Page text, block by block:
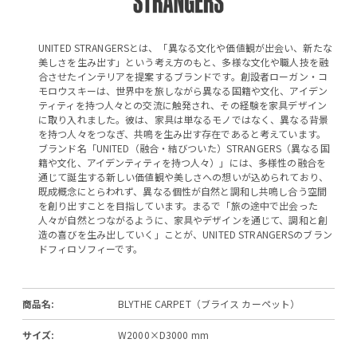
UNITED STRANGERSとは、「異なる文化や価値観が出会い、新たな
美しさを生み出す」という考え方のもと、多様な文化や職人技を融
合させたインテリアを提案するブランドです。創設者ローガン・コ
モロウスキーは、世界中を旅しながら異なる国籍や文化、アイデン
ティティを持つ人々との交流に触発され、その経験を家具デザイン
に取り入れました。彼は、家具は単なるモノではなく、異なる背景
を持つ人々をつなぎ、共鳴を生み出す存在であると考えています。
ブランド名「UNITED（融合・結びついた）STRANGERS（異なる国
籍や文化、アイデンティティを持つ人々）」には、多様性の融合を
通じて誕生する新しい価値観や美しさへの想いが込められており、
既成概念にとらわれず、異なる個性が自然と調和し共鳴し合う空間
を創り出すことを目指しています。まるで「旅の途中で出会った
人々が自然とつながるように、家具やデザインを通じて、調和と創
造の喜びを生み出していく」ことが、UNITED STRANGERSのブラン
ドフィロソフィーです。
商品名: BLYTHE CARPET（ブライス カーペット）
サイズ: W2000×D3000 mm